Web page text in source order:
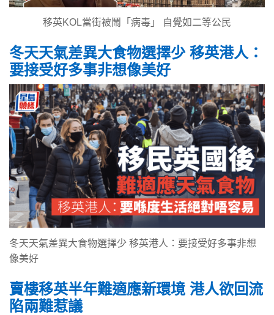
移英KOL當街被鬧「病毒」 自覺如二等公民
冬天天氣差異大食物選擇少 移英港人：
要接受好多事非想像美好
冬天天氣差異大食物選擇少 移英港人：要接受好多事非想
像美好
賣樓移英半年難適應新環境 港人欲回流
陷兩難惹議